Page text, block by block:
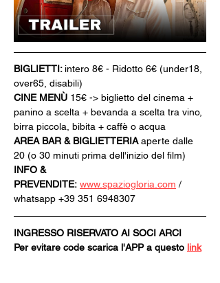
BIGLIETTI: intero 8€ - Ridotto 6€ (under18,
over65, disabili)
CINE MENÙ 15€ -> biglietto del cinema +
panino a scelta + bevanda a scelta tra vino,
birra piccola, bibita + caffè o acqua
AREA BAR & BIGLIETTERIA aperte dalle
20 (o 30 minuti prima dell'inizio del film)
INFO &
PREVENDITE: www.spaziogloria.com /
whatsapp +39 351 6948307
INGRESSO RISERVATO AI SOCI ARCI
Per evitare code scarica l'APP a questo link